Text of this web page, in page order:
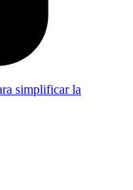
simplificar la